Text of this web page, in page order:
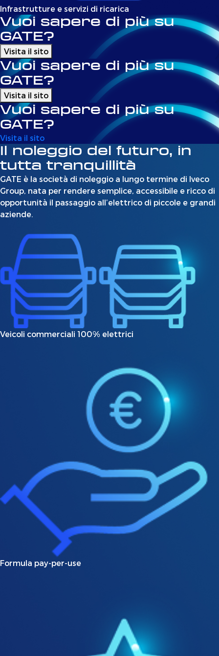
Infrastrutture e servizi di ricarica
Vuoi sapere di più su
GATE?
Visita il sito
Vuoi sapere di più su
GATE?
Visita il sito
Vuoi sapere di più su
GATE?
Visita il sito
Il noleggio del futuro, in
tutta tranquillità
GATE è la società di noleggio a lungo termine di Iveco
Group, nata per rendere semplice, accessibile e ricco di
opportunità il passaggio all’elettrico di piccole e grandi
aziende.
Veicoli commerciali 100% elettrici
Formula pay-per-use